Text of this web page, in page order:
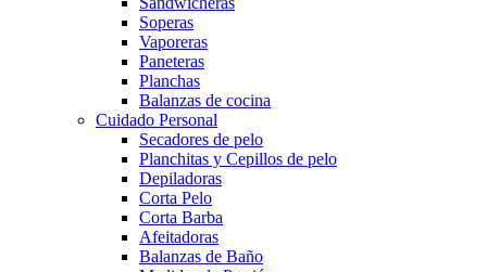
Soperas
Vaporeras
Paneteras
Planchas
Balanzas de cocina
Cuidado Personal
Secadores de pelo
Planchitas y Cepillos de pelo
Depiladoras
Corta Pelo
Corta Barba
Afeitadoras
Balanzas de Baño